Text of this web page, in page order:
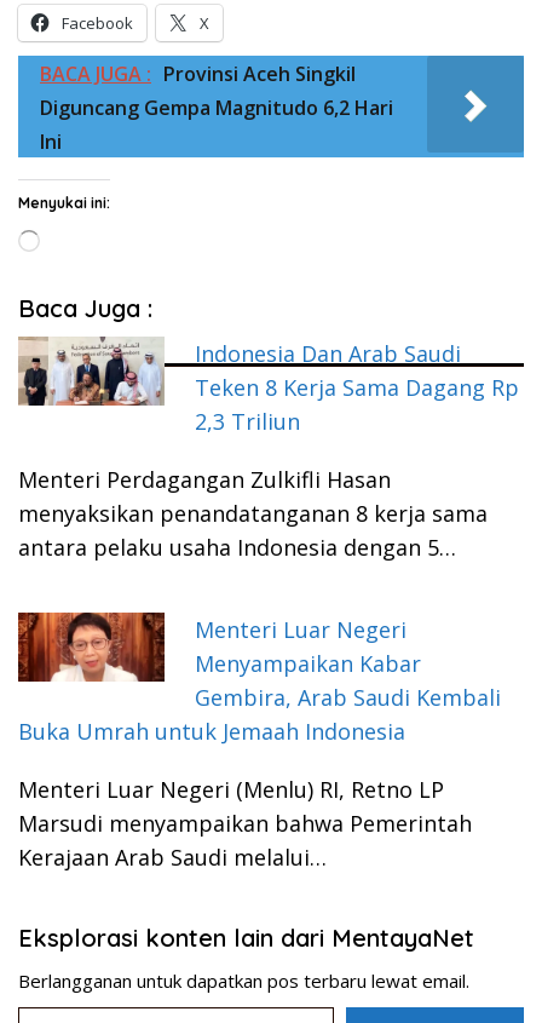
Facebook X
BACA JUGA : Provinsi Aceh Singkil
Diguncang Gempa Magnitudo 6,2 Hari
Ini
Menyukai ini:
Memuat...
Baca Juga :
Indonesia Dan Arab Saudi
Teken 8 Kerja Sama Dagang Rp
2,3 Triliun
Menteri Perdagangan Zulkifli Hasan
menyaksikan penandatanganan 8 kerja sama
antara pelaku usaha Indonesia dengan 5…
Menteri Luar Negeri
Menyampaikan Kabar
Gembira, Arab Saudi Kembali
Buka Umrah untuk Jemaah Indonesia
Menteri Luar Negeri (Menlu) RI, Retno LP
Marsudi menyampaikan bahwa Pemerintah
Kerajaan Arab Saudi melalui…
Eksplorasi konten lain dari MentayaNet
Berlangganan untuk dapatkan pos terbaru lewat email.
Ketikkan email Anda...